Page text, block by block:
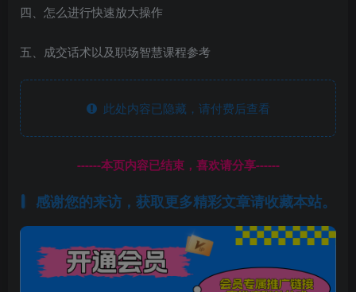
四、怎么进行快速放大操作
五、成交话术以及职场智慧课程参考
此处内容已隐藏，请付费后查看
------本页内容已结束，喜欢请分享------
感谢您的来访，获取更多精彩文章请收藏本站。